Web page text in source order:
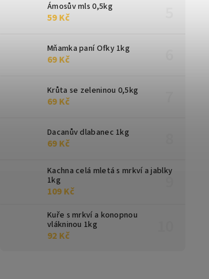
Ámosův mls 0,5kg
59 Kč
Mňamka paní Ofky 1kg
69 Kč
Krůta se zeleninou 0,5kg
69 Kč
Dacanův dlabanec 1kg
69 Kč
Kachna celá mletá s mrkví a jablky
1kg
109 Kč
Kuře s mrkví a konopnou
vlákninou 1kg
92 Kč